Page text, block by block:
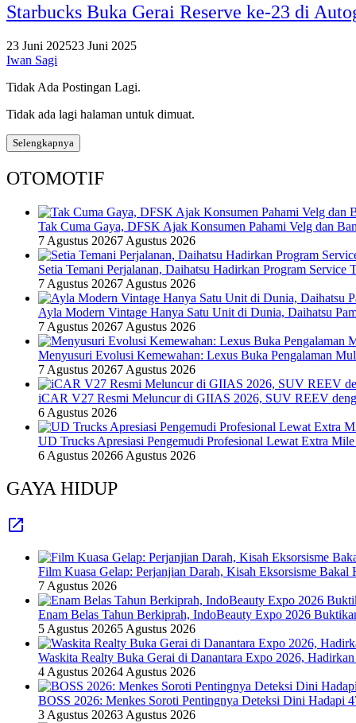
Starbucks Buka Gerai Reserve ke-23 di
23 Juni 202523 Juni 2025
Iwan Sagi
Tidak Ada Postingan Lagi.
Tidak ada lagi halaman untuk dimuat.
Selengkapnya
OTOMOTIF
Tak Cuma Gaya, DFSK Ajak Konsumen Pahami Velg dan
7 Agustus 20267 Agustus 2026
Setia Temani Perjalanan, Daihatsu Hadirkan Program
7 Agustus 20267 Agustus 2026
Ayla Modern Vintage Hanya Satu Unit di Dunia, Daihatsu
7 Agustus 20267 Agustus 2026
Menyusuri Evolusi Kemewahan: Lexus Buka Pengalaman
7 Agustus 20267 Agustus 2026
iCAR V27 Resmi Meluncur di GIIAS 2026, SUV REEV
6 Agustus 2026
UD Trucks Apresiasi Pengemudi Profesional Lewat Extra
6 Agustus 20266 Agustus 2026
GAYA HIDUP
Film Kuasa Gelap: Perjanjian Darah, Kisah Eksorsisme
7 Agustus 2026
Enam Belas Tahun Berkiprah, IndoBeauty Expo 2026
5 Agustus 20265 Agustus 2026
Waskita Realty Buka Gerai di Danantara Expo 2026,
4 Agustus 20264 Agustus 2026
BOSS 2026: Menkes Soroti Pentingnya Deteksi Dini Hadapi
3 Agustus 20263 Agustus 2026